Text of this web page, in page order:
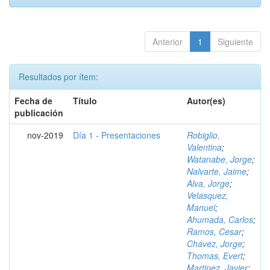
Anterior 1 Siguiente
Resultados por ítem:
Fecha de
publicación
Título Autor(es)
nov-2019 Día 1 - Presentaciones
Robiglio,
Valentina;
Watanabe, Jorge;
Nalvarte, Jaime;
Alva, Jorge;
Velasquez,
Manuel;
Ahumada, Carlos;
Ramos, Cesar;
Chávez, Jorge;
Thomas, Evert;
Martinez, Javier;